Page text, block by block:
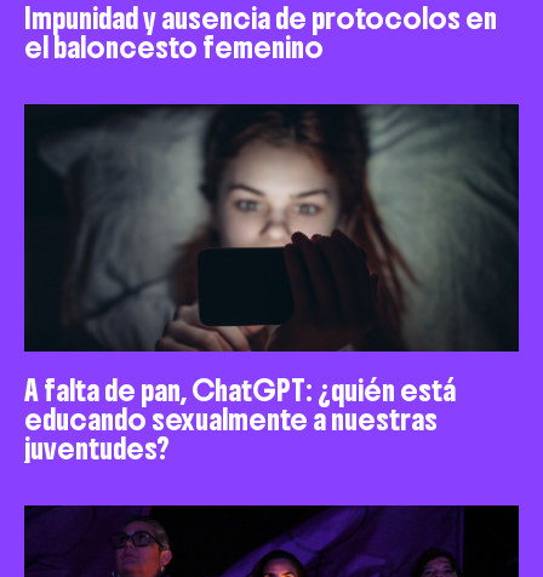
Impunidad y ausencia de protocolos en
el baloncesto femenino
A falta de pan, ChatGPT: ¿quién está
educando sexualmente a nuestras
juventudes?